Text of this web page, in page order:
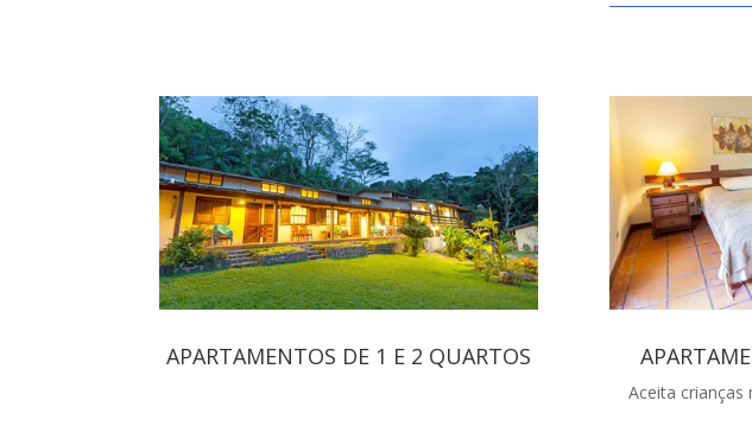
APARTAMENTOS DE 1 E 2 QUARTOS
Aceita crianças